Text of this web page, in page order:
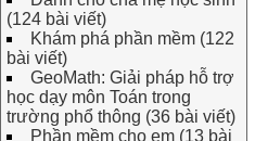
(124 bài viết)
Khám phá phần mềm (122
bài viết)
GeoMath: Giải pháp hỗ trợ
học dạy môn Toán trong
trường phổ thông (36 bài viết)
Phần mềm cho em (13 bài